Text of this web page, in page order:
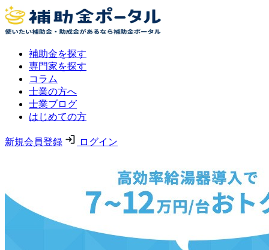
補助金を探す
専門家を探す
コラム
士業の方へ
士業ブログ
はじめての方
新規会員登録 ログイン